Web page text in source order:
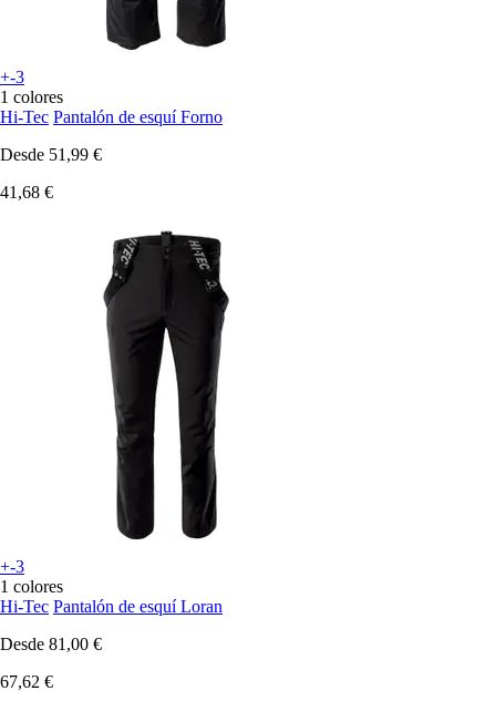
+-3
1 colores
Hi-Tec Pantalón de esquí Forno
Desde 51,99 €
41,68 €
+-3
1 colores
Hi-Tec Pantalón de esquí Loran
Desde 81,00 €
67,62 €